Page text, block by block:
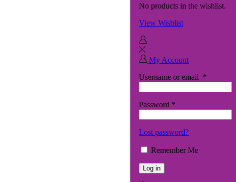
No products in the wishlist.
View Wishlist
My Account
Username or email *
Password *
Lost password?
Remember Me
Log in